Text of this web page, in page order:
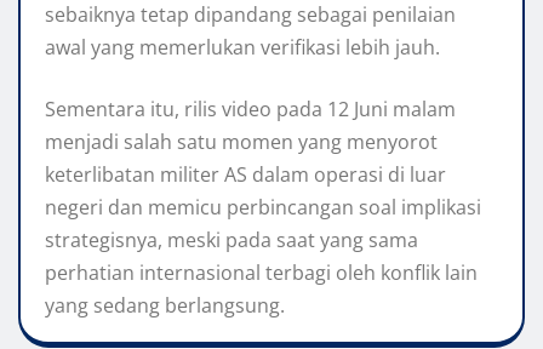
sebaiknya tetap dipandang sebagai penilaian
awal yang memerlukan verifikasi lebih jauh.
Sementara itu, rilis video pada 12 Juni malam
menjadi salah satu momen yang menyorot
keterlibatan militer AS dalam operasi di luar
negeri dan memicu perbincangan soal implikasi
strategisnya, meski pada saat yang sama
perhatian internasional terbagi oleh konflik lain
yang sedang berlangsung.